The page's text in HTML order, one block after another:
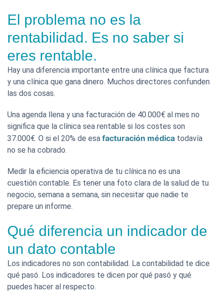
El problema no es la
rentabilidad. Es no saber si
eres rentable.
Hay una diferencia importante entre una clínica que factura
y una clínica que gana dinero. Muchos directores confunden
las dos cosas.
Una agenda llena y una facturación de 40.000€ al mes no
significa que la clínica sea rentable si los costes son
37.000€. O si el 20% de esa facturación médica todavía
no se ha cobrado.
Medir la eficiencia operativa de tu clínica no es una
cuestión contable. Es tener una foto clara de la salud de tu
negocio, semana a semana, sin necesitar que nadie te
prepare un informe.
Qué diferencia un indicador de
un dato contable
Los indicadores no son contabilidad. La contabilidad te dice
qué pasó. Los indicadores te dicen por qué pasó y qué
puedes hacer al respecto.